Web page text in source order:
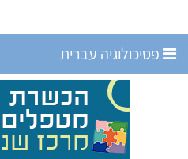
פסיכולוגיה עברית